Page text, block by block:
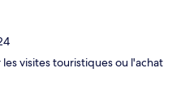
visites touristiques ou l'achat